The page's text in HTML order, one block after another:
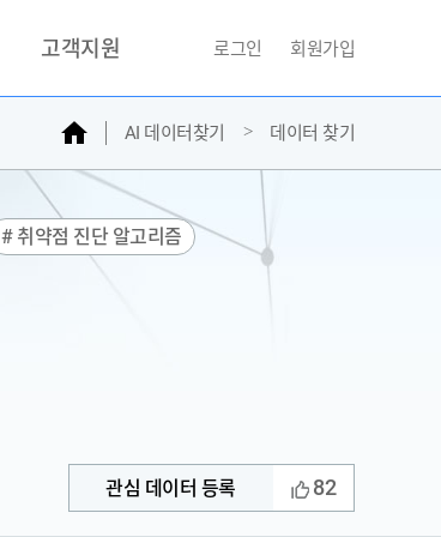
고객지원
문의하기
자주찾는질문
민원접수
AI데이터등록신청
로그인 회원가입
홈 AI 데이터찾기 데이터 찾기
# 취약점 진단 알고리즘
관심 데이터 등록 82